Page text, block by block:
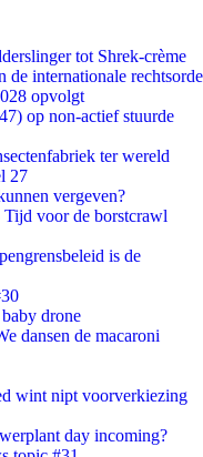
tot Shrek-crème
internationale rechtsorde
opvolgt
op non-actief stuurde
ter wereld
27
vergeven?
Tijd voor de borstcrawl
is de
drone
dansen de macaroni
wint nipt voorverkiezing
day incoming?